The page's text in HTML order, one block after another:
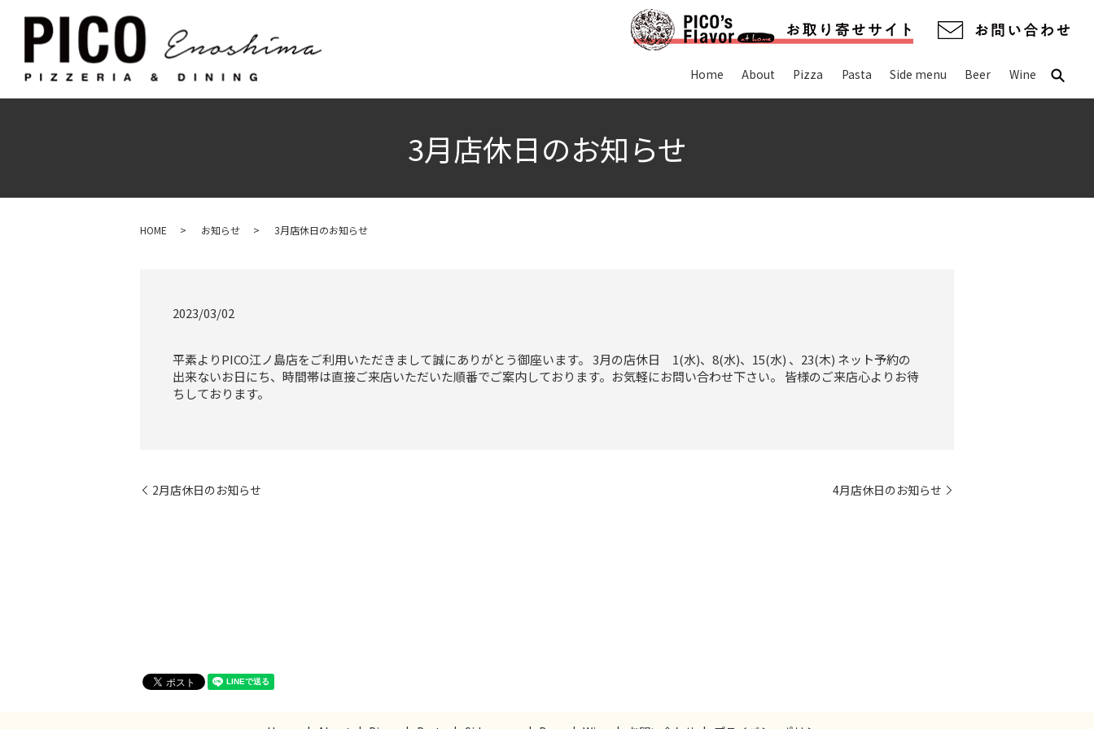
Home About Pizza Pasta Side menu Beer Wine
3月店休日のお知らせ
HOME お知らせ 3月店休日のお知らせ
2023/03/02
平素よりPICO江ノ島店をご利用いただきまして誠にありがとう御座います。 3月の店休日 1(水)、8(水)、15(水) 、23(木) ネット予約の
出来ないお日にち、時間帯は直接ご来店いただいた順番でご案内しております。お気軽にお問い合わせ下さい。 皆様のご来店心よりお待
ちしております。
2月店休日のお知らせ 4月店休日のお知らせ